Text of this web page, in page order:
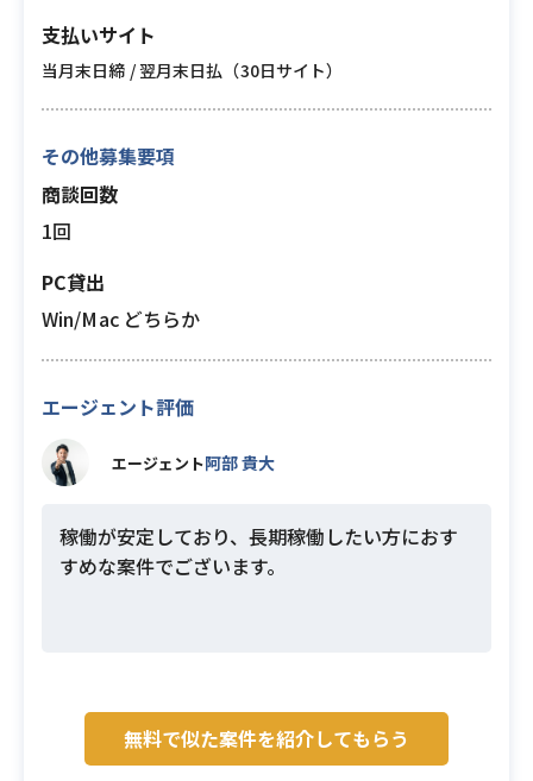
支払いサイト
当月末日締 / 翌月末日払（30日サイト）
その他募集要項
商談回数
1回
PC貸出
Win/Mac どちらか
エージェント評価
エージェント阿部 貴大
稼働が安定しており、長期稼働したい方におす
すめな案件でございます。
無料で似た案件を紹介してもらう